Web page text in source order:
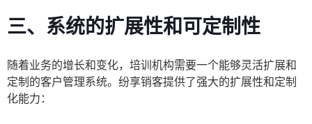
三、系统的扩展性和可定制性
随着业务的增长和变化，培训机构需要一个能够灵活扩展和
定制的客户管理系统。纷享销客提供了强大的扩展性和定制
化能力：